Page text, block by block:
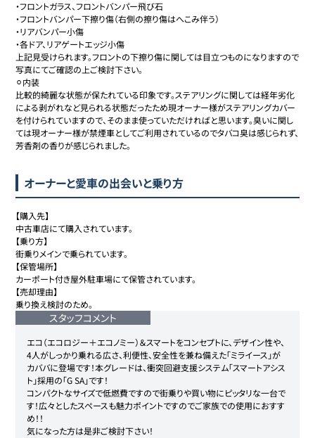
・フロントガラス、フロントバンパー飛び石
・フロントバンパー下擦り傷（右側の擦り傷はへこみ伴う）
・リアバンパー小傷
・各ドア、リアゲートエッジ小傷
上記見受けられます。フロントの下擦り傷に関しては目立つものになりますので
写真にてご確認の上ご検討下さい。
⚪︎内装
比較的綺麗な状態が保たれている印象です。ステアリングに関しては経年劣化
による剥がれなど見られる状態だったため現オーナー様がステアリングカバー
を付けられていますので、そのまま使っていただければと思います。臭いに関し
ては現オーナー様が禁煙車としてご利用されているのでタバコ臭は感じられず、
芳香剤の香りが感じられました。
オーナーと愛車の出会いと乗り方
【購入先】
中古車店にて購入されています。
【乗り方】
街乗りメインで乗られています。
【保管場所】
カーポート付き屋外駐車場にて保管されています。
【売却理由】
乗り換え検討のため。
スタッフコメント
エコ（エコロジー＋エコノミー）＆スマートをコンセプトに、デザイン性や、
4人がしっかり乗れる広さ、利便性、安全性を兼ね備えた「ミライース」が
カババに登場です！本グレードは、衝突回避支援システム「スマートアシス
ト」採用の「G SA」です！
コンパクトなサイズで低燃費ですので街乗りや買い物にピッタリな一台で
す！広々としたスペースも魅力ポイントですのでご家族での使用におすす
め！！
気になった方は是非ご検討下さい！